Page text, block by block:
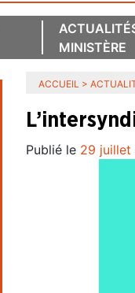
MINISTÈRE
ACCUEIL >
Publié le 29 juillet